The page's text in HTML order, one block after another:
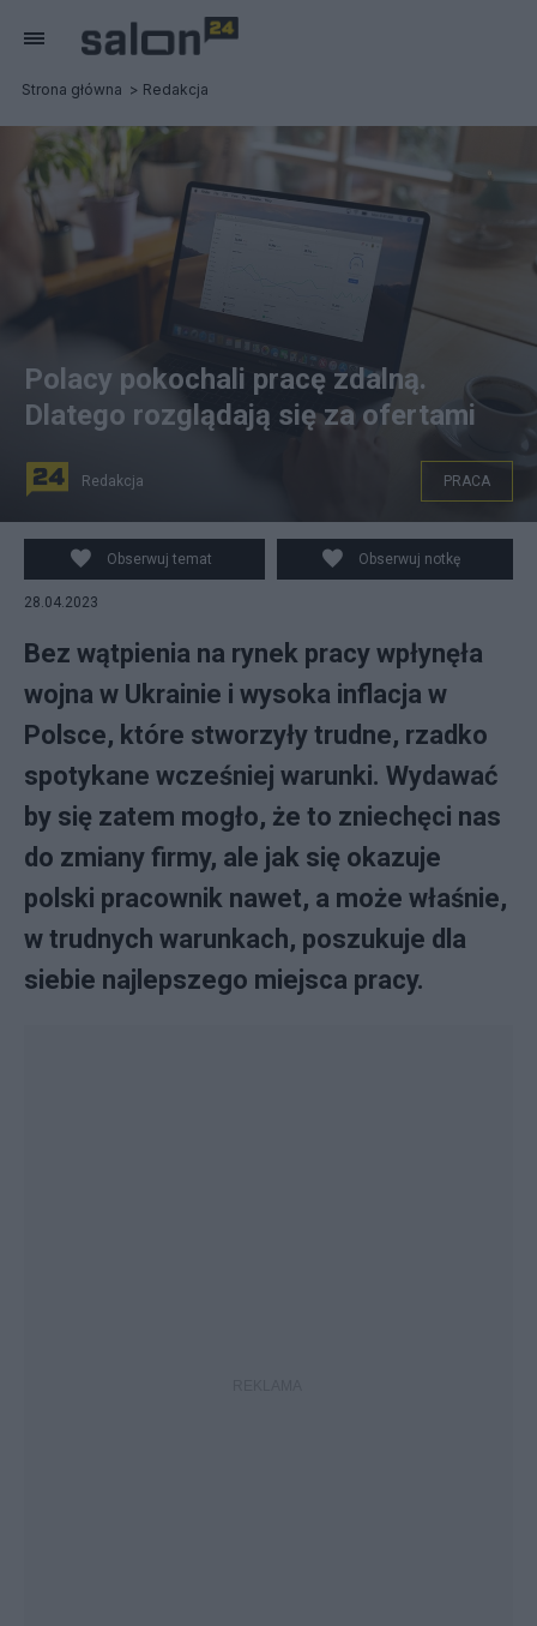
Strona główna Redakcja
Polacy pokochali pracę zdalną.
Dlatego rozglądają się za ofertami
Redakcja PRACA
Obserwuj temat Obserwuj notkę
28.04.2023
Bez wątpienia na rynek pracy wpłynęła
wojna w Ukrainie i wysoka inflacja w
Polsce, które stworzyły trudne, rzadko
spotykane wcześniej warunki. Wydawać
by się zatem mogło, że to zniechęci nas
do zmiany firmy, ale jak się okazuje
polski pracownik nawet, a może właśnie,
w trudnych warunkach, poszukuje dla
siebie najlepszego miejsca pracy.